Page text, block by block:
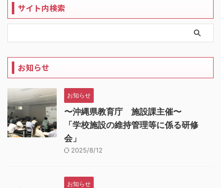
サイト内検索
お知らせ
お知らせ
〜沖縄県教育庁 施設課主催〜
「学校施設の維持管理等に係る研修
会」
2025/8/12
お知らせ